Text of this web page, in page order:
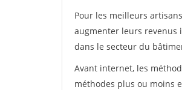
Pour les meilleurs
augmenter leurs revenus
dans le secteur du
Avant internet, les
méthodes plus ou moins